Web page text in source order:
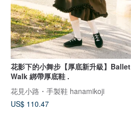
花影下的小舞步【厚底新升級】Ballet
Walk 綁帶厚底鞋 .
花見小路・手製鞋 hanamikoji
US$ 110.47